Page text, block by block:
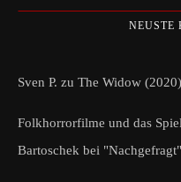
NEUSTE
Sven P. zu The Widow
Folkhorrorfilme und das
Bartoschek bei